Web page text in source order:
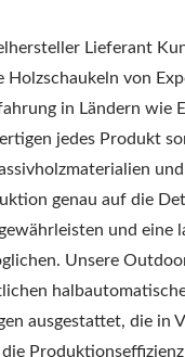
Lieferant
Holzschaukeln von
in Ländern wie
jedes Produkt
genau auf die
und eine
Unsere
ausgestattet, die in